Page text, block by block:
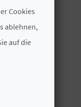
Cookies
ablehnen,
auf die